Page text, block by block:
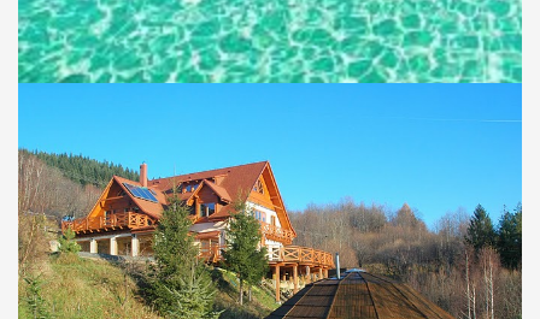
ŻEGLOWANIE Z JOGĄ W GRECJI